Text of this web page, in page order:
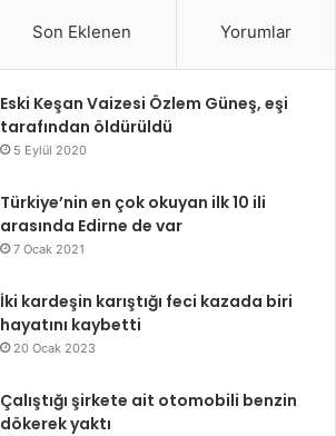
Son Eklenen Yorumlar
Eski Keşan Vaizesi Özlem Güneş, eşi
tarafından öldürüldü
5 Eylül 2020
Türkiye’nin en çok okuyan ilk 10 ili
arasında Edirne de var
7 Ocak 2021
İki kardeşin karıştığı feci kazada biri
hayatını kaybetti
20 Ocak 2023
Çalıştığı şirkete ait otomobili benzin
dökerek yaktı